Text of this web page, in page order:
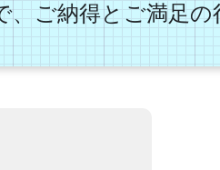
ご納得とご満足の